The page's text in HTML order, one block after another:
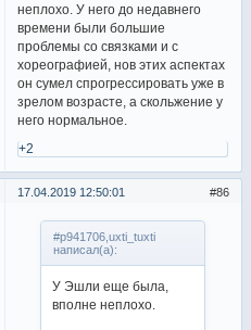
неплохо. У него до недавнего
времени были большие
проблемы со связками и с
хореографией, нов этих аспектах
он сумел спрогрессировать уже в
зрелом возрасте, а скольжение у
него нормальное.
+2
86
17.04.2019 12:50:01
#p941706,uxti_tuxti
написал(а):
У Эшли еще была,
вполне неплохо.